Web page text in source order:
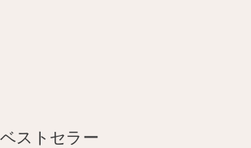
ベストセラー